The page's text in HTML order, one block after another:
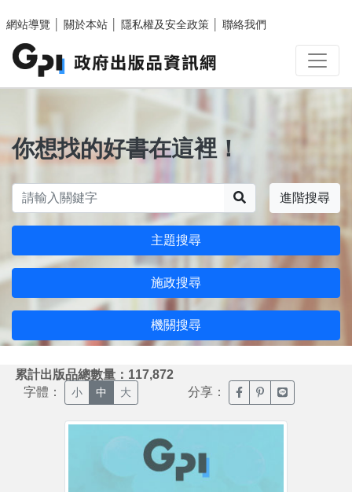
網站導覽
關於本站 隱私權及安全政策 聯絡我們
你想找的好書在這裡！
進階搜尋
主題搜尋
施政搜尋
機關搜尋
累計出版品總數量：117,872
字體： 小 中 大 分享： 臉書分享(另開新視窗)
噗浪分享(另開新
Line分享(另